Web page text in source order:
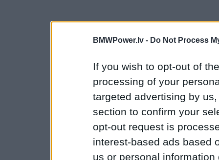
BMWPower.lv - Do Not Process
If you wish to opt-out of
processing of your
targeted advertising by
section to confirm your
opt-out request is
interest-based ads based
us or personal